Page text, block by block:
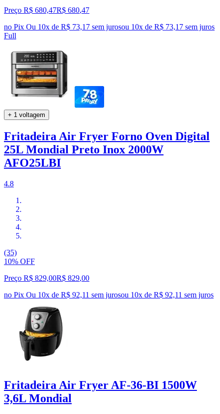
Preço R$ 680,47R$ 680,47
no Pix Ou 10x de R$ 73,17 sem jurosou 10x de R$ 73,17 sem juros
Full
+ 1 voltagem
Fritadeira Air Fryer Forno Oven Digital
25L Mondial Preto Inox 2000W
AFO25LBI
4.8
(35)
10% OFF
Preço R$ 829,00R$ 829,00
no Pix Ou 10x de R$ 92,11 sem jurosou 10x de R$ 92,11 sem juros
Fritadeira Air Fryer AF-36-BI 1500W
3,6L Mondial